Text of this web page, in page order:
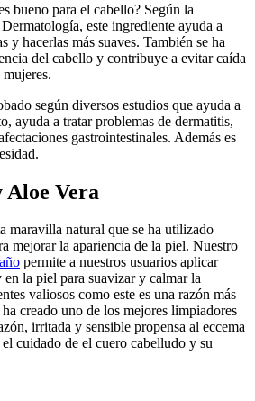
bueno para el cabello? Según la
este ingrediente ayuda a
y hacerlas más suaves. También se ha
del cabello y contribuye a evitar caída
según diversos estudios que ayuda a
ayuda a tratar problemas de dermatitis,
gastrointestinales. Además es
Aloe Vera
maravilla natural que se ha utilizado
mejorar la apariencia de la piel. Nuestro
permite a nuestros usuarios aplicar
la piel para suavizar y calmar la
valiosos como este es una razón más
creado uno de los mejores limpiadores
irritada y sensible propensa al eccema
cuidado de el cuero cabelludo y su